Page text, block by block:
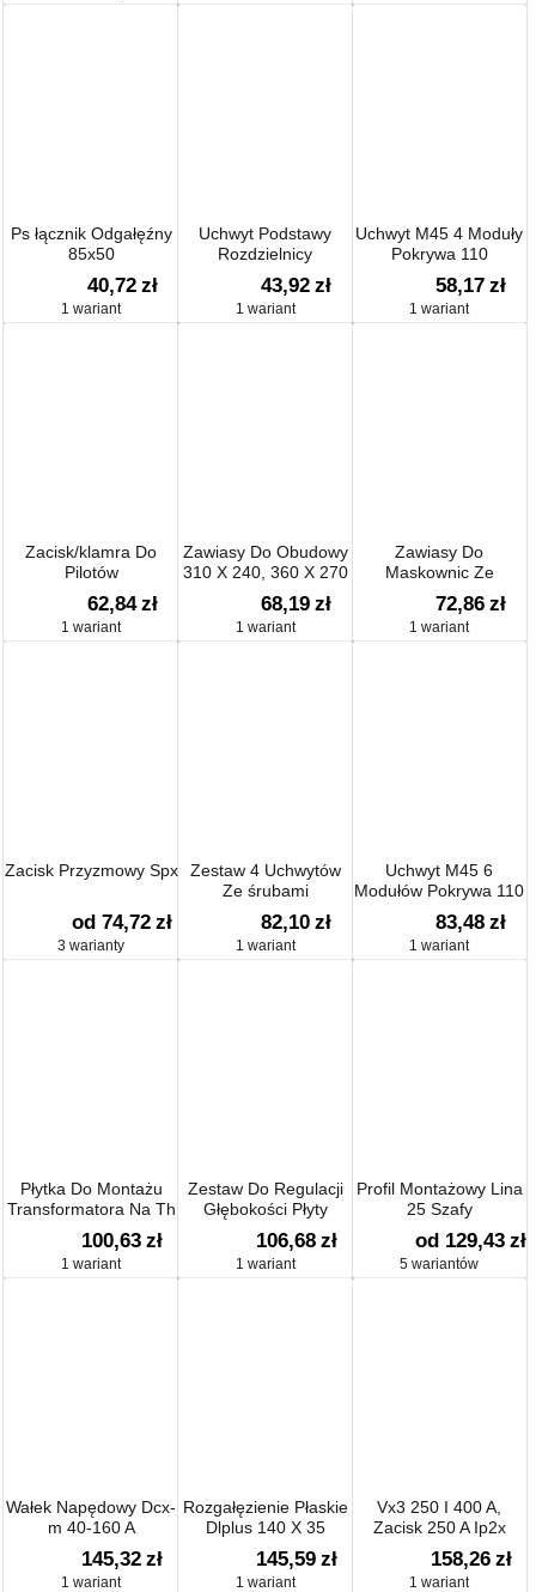
Ps łącznik Odgałęźny
85x50
40,72 zł
1 wariant
Uchwyt Podstawy
Rozdzielnicy
15/18/25x
43,92 zł
1 wariant
Uchwyt M45 4 Moduły
Pokrywa 110
58,17 zł
1 wariant
Zacisk/klamra Do
Pilotów
62,84 zł
1 wariant
Zawiasy Do Obudowy
310 X 240, 360 X 270
68,19 zł
1 wariant
Zawiasy Do
Maskownic Ze
śrubami
72,86 zł
1 wariant
Zacisk Przyzmowy Spx
od 74,72 zł
3 warianty
Zestaw 4 Uchwytów
Ze śrubami
82,10 zł
1 wariant
Uchwyt M45 6
Modułów Pokrywa 110
83,48 zł
1 wariant
Płytka Do Montażu
Transformatora Na Th
35
100,63 zł
1 wariant
Zestaw Do Regulacji
Głębokości Płyty
106,68 zł
1 wariant
Profil Montażowy Lina
25 Szafy
od 129,43 zł
5 wariantów
Wałek Napędowy Dcx-
m 40-160 A
145,32 zł
1 wariant
Rozgałęzienie Płaskie
Dlplus 140 X 35
145,59 zł
1 wariant
Vx3 250 I 400 A,
Zacisk 250 A Ip2x
158,26 zł
1 wariant